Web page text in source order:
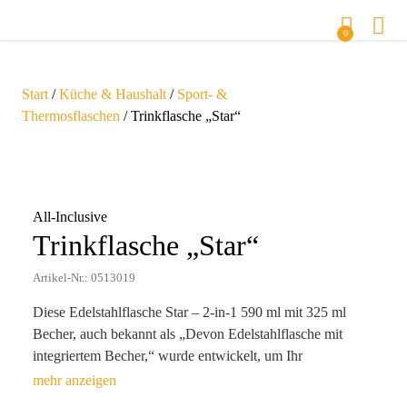
0
Start /Küche & Haushalt / Sport- &
Thermosflaschen / Trinkflasche „Star“
All-Inclusive
Trinkflasche „Star“
Artikel-Nr.: 0513019
Diese Edelstahlflasche Star – 2-in-1 590 ml mit 325 ml
Becher, auch bekannt als „Devon Edelstahlflasche mit
integriertem Becher,“ wurde entwickelt, um Ihr
Trinkerlebnis zu bereichern. Hergestellt aus recyceltem